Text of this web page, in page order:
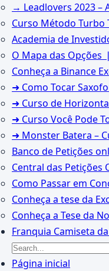
→ Leadlovers 2023 –
Curso Método Turbo
Academia de
O Mapa das Opções
Conheça a Binance
➜ Como Tocar
➜ Curso de
➜ Curso Você Pode
➜ Monster Batera –
Banco de Petições
Central das Petições
Como Passar em
Conheça a tese da
Conheça a Tese da
Franquia Camiseta
Página inicial